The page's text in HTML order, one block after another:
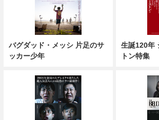
バグダッド・メッシ 片足のサ
ッカー少年
生誕120年
トン特集